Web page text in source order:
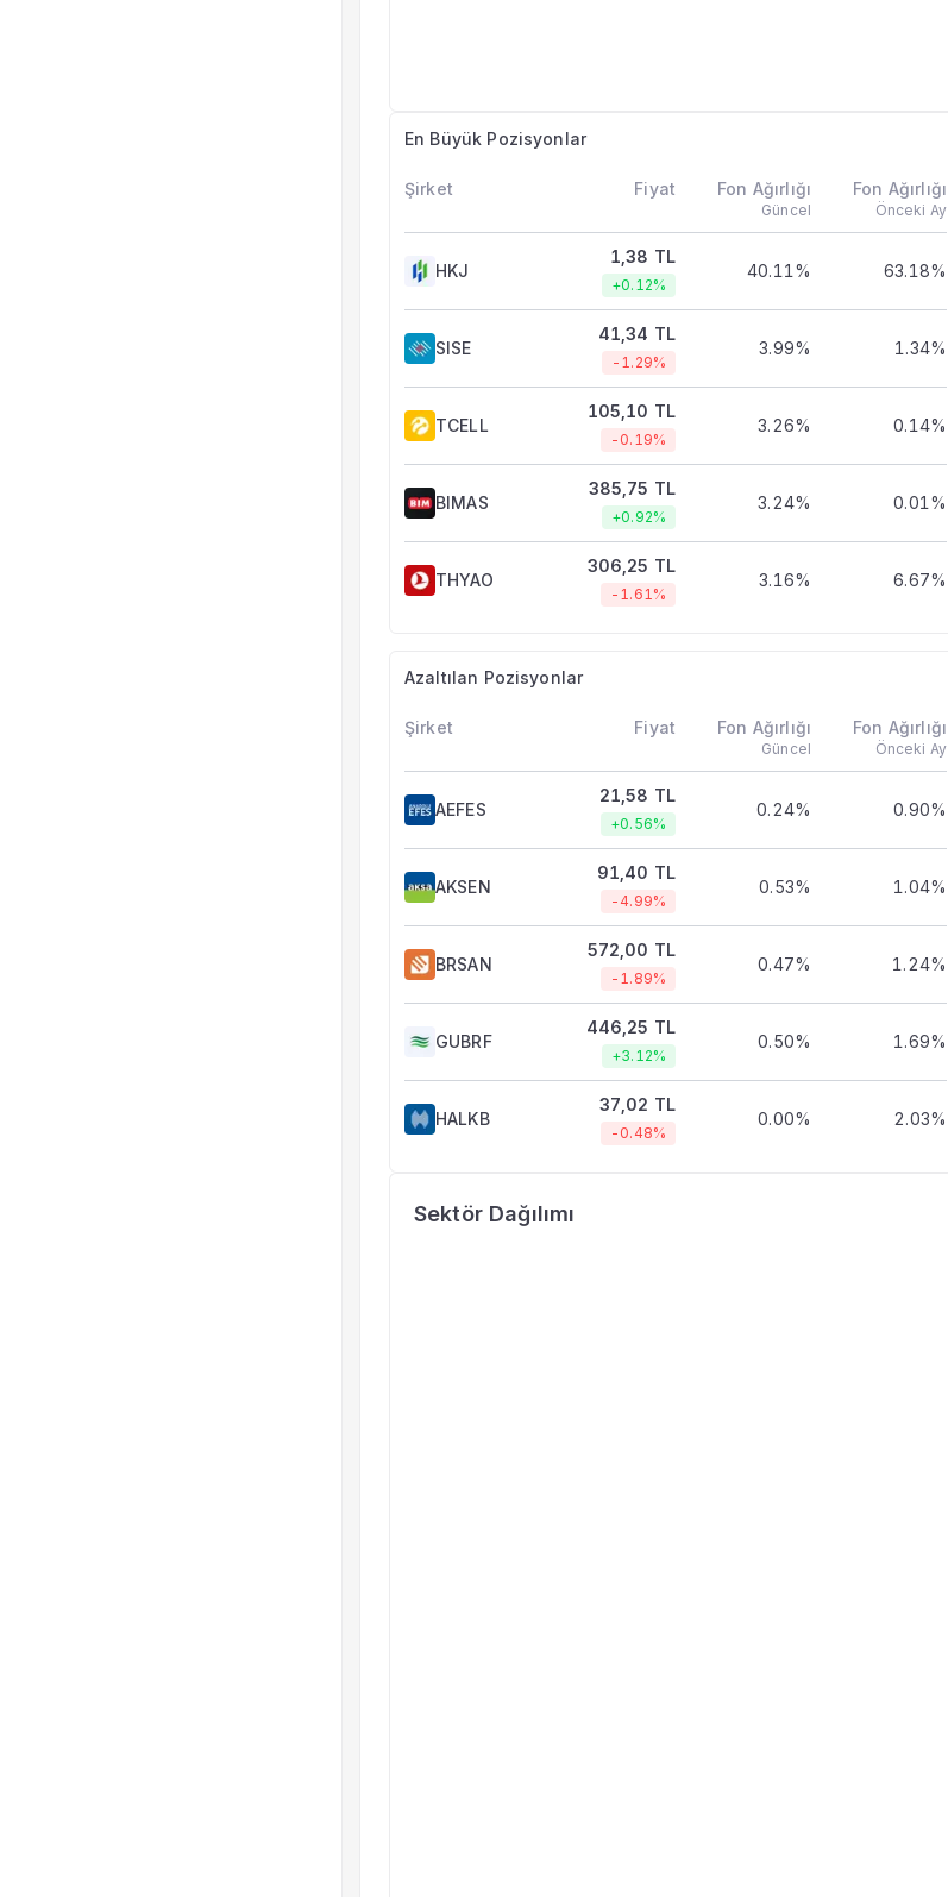
En Büyük Pozisyonlar
Şirket Fiyat Fon Ağırlığı
Güncel
Fon Ağırlığı
Önceki Ay
HKJ
1,38 TL
+0.12%
40.11% 63.18%
SISE
41,34 TL
-1.29%
3.99% 1.34%
TCELL
105,10 TL
-0.19%
3.26% 0.14%
BIMAS
385,75 TL
+0.92%
3.24% 0.01%
THYAO
306,25 TL
-1.61%
3.16% 6.67%
Azaltılan Pozisyonlar
Şirket Fiyat Fon Ağırlığı
Güncel
Fon Ağırlığı
Önceki Ay
AEFES
21,58 TL
+0.56%
0.24% 0.90%
AKSEN
91,40 TL
-4.99%
0.53% 1.04%
BRSAN
572,00 TL
-1.89%
0.47% 1.24%
GUBRF
446,25 TL
+3.12%
0.50% 1.69%
HALKB
37,02 TL
-0.48%
0.00% 2.03%
Sektör Dağılımı